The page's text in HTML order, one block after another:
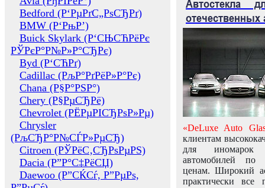
Bedford (Р‘РµРґС„РѕСЂРґ)
BMW (Р‘РњР’)
Buick Skylark (Р‘СЊСЋРёРє
РЎРєР°Р№Р»Р°СЂРє)
Byd (Р‘СЋРґ)
Cadillac (РљР°РґРёР»Р°Рє)
Chana (Р§Р°РЅР°)
Chery (Р§РµСЂРё)
Chevrolet (РЁРµРІСЂРѕР»Рµ)
Chrysler
(РљСЂР°Р№СЃР»РµСЂ)
Citroen (РЎРёС‚СЂРѕРµРЅ)
Dacia (Р”Р°С‡РёСЏ)
Daewoo (Р”СЌСѓ, Р”РµРѕ,
Автостекла
отечественных
«DeLuxe Auto
клиентам
для иномарок
автомобилей
ценам. Широкий
практически все